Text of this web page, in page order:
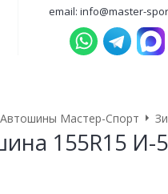
email: info@master-
Автошины Мастер-Спорт
155R15 И-